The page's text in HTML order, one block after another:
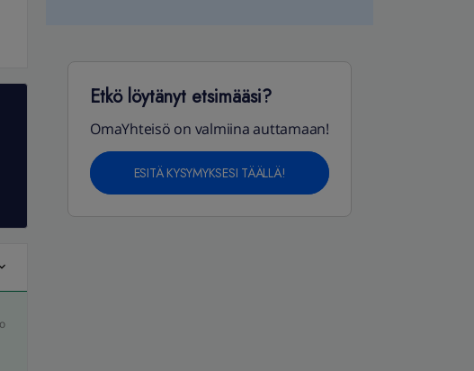
Etkö löytänyt etsimääsi?
OmaYhteisö on valmiina auttamaan!
ESITÄ KYSYMYKSESI TÄÄLLÄ!